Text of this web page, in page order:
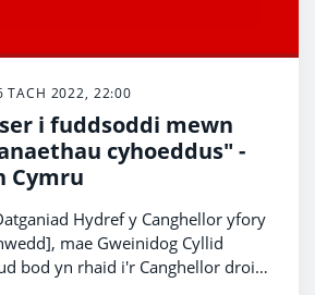
TACH 2022, 22:00
i fuddsoddi mewn
cyhoeddus" -
Cymru
Hydref y Canghellor yfory
mae Gweinidog Cyllid
bod yn rhaid i'r Canghellor droi